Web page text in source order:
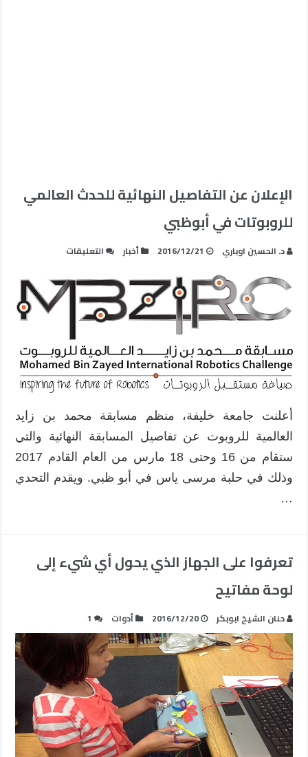
الإعلان عن التفاصيل النهائية للحدث العالمي
للروبوتات في أبوظبي
د. الحسين اوباري 2016/12/21 أخبار التعليقات
عن
التفاصيل
النهائية
العالمي
للروبوتات
في
أبوظبي
أعلنت جامعة خليفة، منظم مسابقة محمد بن زايد
العالمية للروبوت عن تفاصيل المسابقة النهائية والتي
ستقام من 16 وحتى 18 مارس من العام القادم 2017
وذلك في حلبة مرسى ياس في أبو ظبي. ويقدم التحدي
…
تعرفوا على الجهاز الذي يحول أي شيء إلى
لوحة مفاتيح
حنان الشيخ ابوبكر 2016/12/20 أدوات 1